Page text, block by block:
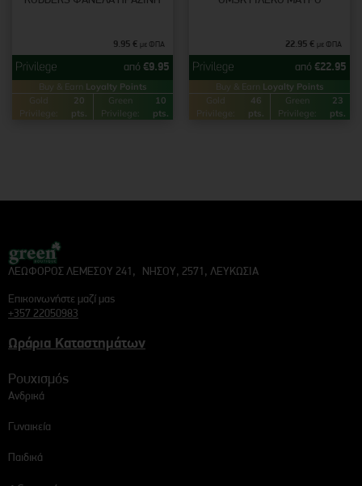
9.95 € με ΦΠΑ
από €9.95
Buy & Earn Loyalty Points
Gold
Privilege:
20
pts.
Green
Privilege:
10
pts.
22.95 € με ΦΠΑ
από €22.95
Buy & Earn Loyalty Points
Gold
Privilege:
46
pts.
Green
Privilege:
23
pts.
ΛΕΩΦΟΡΟΣ ΛΕΜΕΣΟΥ 241, ΝΗΣΟΥ, 2571, ΛΕΥΚΩΣΙΑ
Επικοινωνήστε μαζί μας
+357 22050983
Ωράρια Καταστημάτων
Ρουχισμός
Ανδρικά
Γυναικεία
Παιδικά